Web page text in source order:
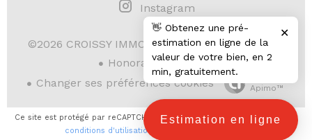
Instagram
©2026 CROISSY IMMOBILIER
Mentions légales
Honoraires d'agence
Changer ses préférences cookies
Apimo™
Ce site est protégé par reCAPTCHA et les règles de confidentialité et les
conditions d'utilisation
Estimation en ligne
👋 Obtenez une pré-
estimation en ligne de la
valeur de votre bien, en 2
min, gratuitement.
✕